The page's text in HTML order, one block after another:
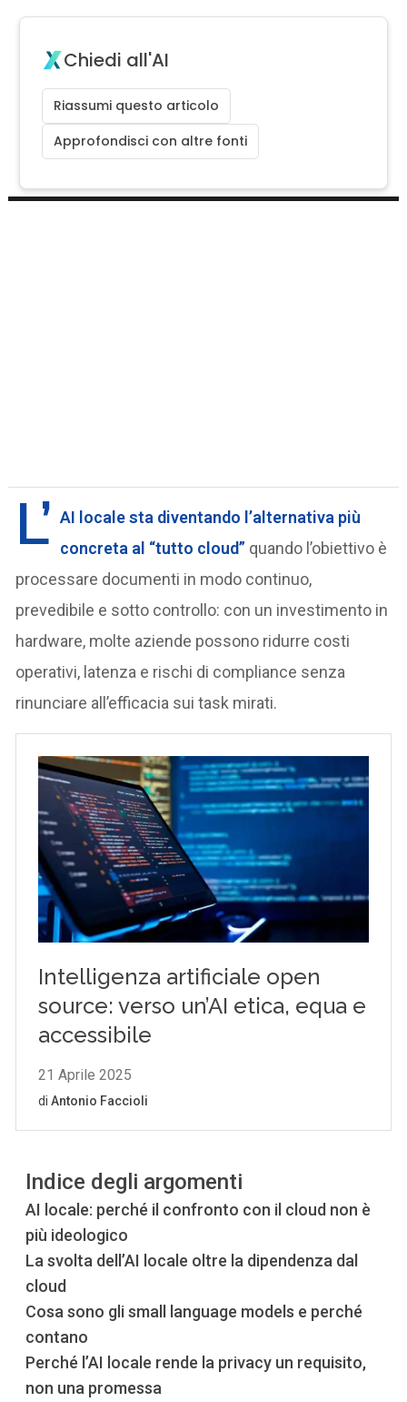
Chiedi all'AI
Riassumi questo articolo
Approfondisci con altre fonti
L’ AI localesta diventando l’alternativa più
concreta al “tutto cloud” quando l’obiettivo è
processare documenti in modo continuo,
prevedibile e sotto controllo: con un investimento in
hardware, molte aziende possono ridurre costi
operativi, latenza e rischi di compliance senza
rinunciare all’efficacia sui task mirati.
Indice degli argomenti
AI locale: perché il confronto con il cloud non è
più ideologico
La svolta dell’AI locale oltre la dipendenza dal
cloud
Cosa sono gli small language models e perché
contano
Perché l’AI locale rende la privacy un requisito,
non una promessa